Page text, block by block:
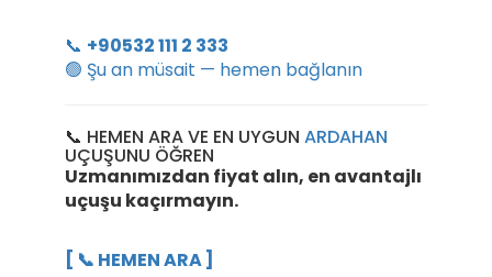
📞 +90532 111 2 333
🟢 Şu an müsait — hemen bağlanın
📞 HEMEN ARA VE EN UYGUN ARDAHAN
UÇUŞUNU ÖĞREN
Uzmanımızdan fiyat alın, en avantajlı
uçuşu kaçırmayın.
[ 📞 HEMEN ARA ]